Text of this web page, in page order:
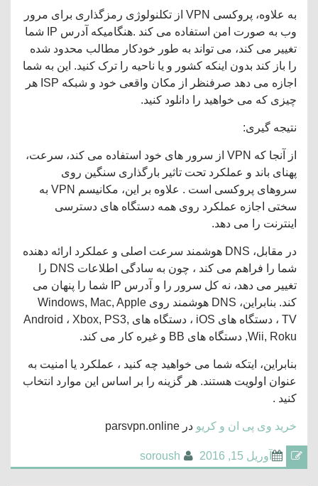
به علاوه، پروکسی VPN از تکلنولوژی رمزگذاری برای مرور
وب به صورت امن استفاده می کند .هنگامیکه آدرس IP شما
تغییر می کند، می تواند به طور خودکار مطالب محدود شده
را باز کند بدون اینکه کشور و یا ناحیه را ترک کنید. این به شما
اجازه می دهد صرفنظر از مکان واقعی خود و شبکه ISP هر
چیزی که می خواهید را دانلود کنید.
نتیجه گیری:
از آنجا که VPN از سرور های خود استفاده می کند، سرعت،
پهنای باند و عملکرد تحت تاثیر بارگذاری سنگین روی
سروهای پروکسی است . علاوه بر این، مکانیسم VPN به
سختی اجازه عملکرد روی همه دستگاه های دسترسی
اینترنت را می دهد.
در مقابل، DNS هوشمند سرعت اصلی و عملکرد ارائه دهنده
شما را فراهم می کند ، چون به سادگی اطلاعات DNS را
تغییر می دهد، نه کل سرور را و آدرس IP شما را پنهان می
کند. بنابراین، DNS هوشمند روی Windows, Mac, Apple
TV ، دستگاه های iOS ، دستگاه های Android ، Xbox, PS3,
Wii, Roku, دستگاه های BB و غیره کار می کند.
بنابراین، ایتکه شما می خواهید چه کنید ، عملکرد یا امنیت به
عنوان اولویت هستند. هر گزینه را بر اساس این موارد انتخاب
کنید .
خرید وی پی ان و کریو در parsvpn.online
آوریل 15, 2016 soroush